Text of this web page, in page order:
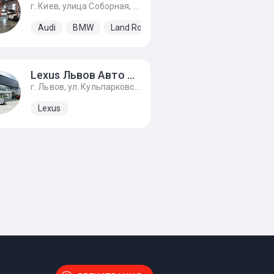
Volkswagen
Nissan Tesla Toyota
Audi BMW Land Rover
Jeep Kia
Lexus Львов Авто Премиум
Lexus